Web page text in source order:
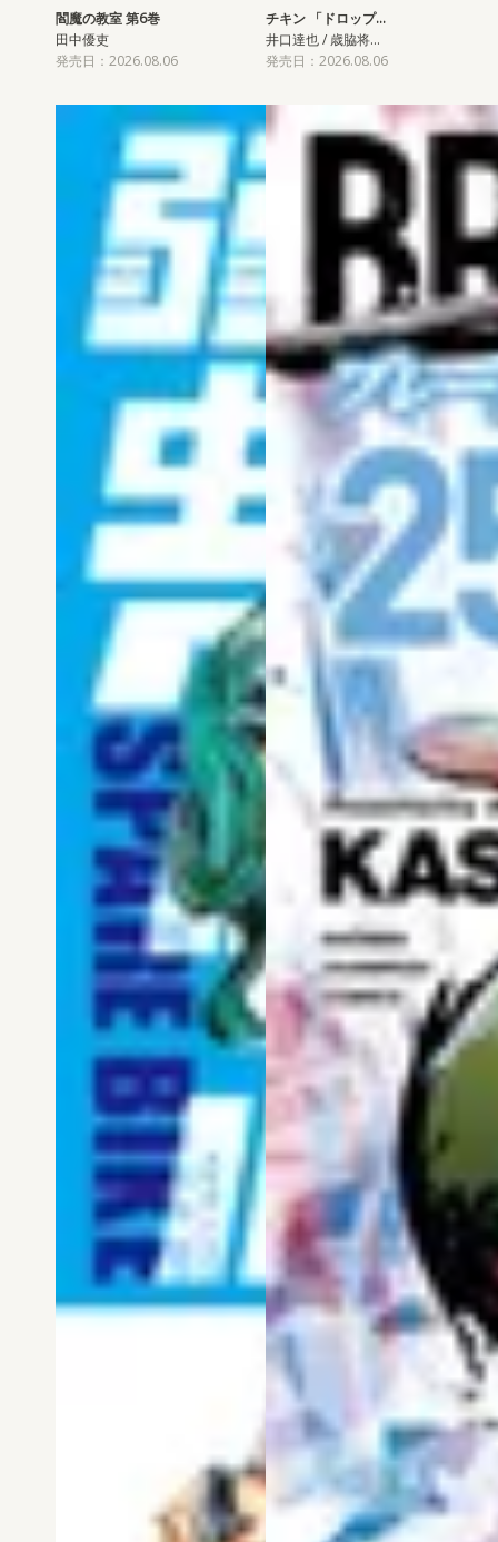
閻魔の教室 第6巻
田中優吏
発売日：2026.08.06
チキン 「ドロップ…
井口達也 / 歳脇将…
発売日：2026.08.06